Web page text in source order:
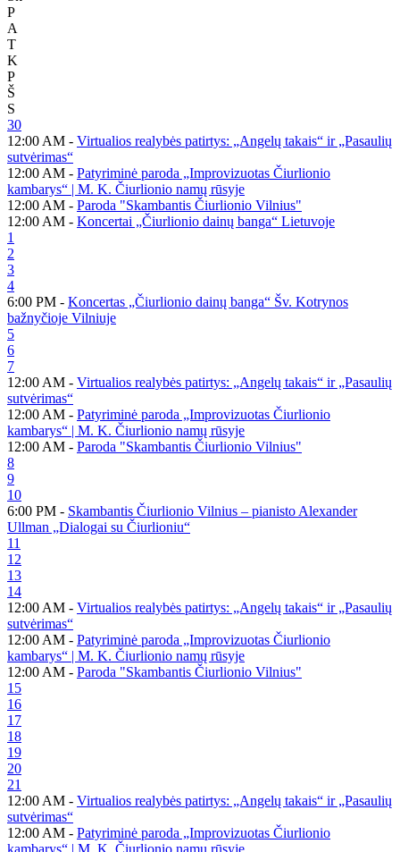
P
A
T
K
P
Š
S
30
12:00 AM - Virtualios realybės patirtys: „Angelų takais“ ir „Pasaulių
sutvėrimas“
12:00 AM - Patyriminė paroda „Improvizuotas Čiurlionio
kambarys“ | M. K. Čiurlionio namų rūsyje
12:00 AM - Paroda "Skambantis Čiurlionio Vilnius"
12:00 AM - Koncertai „Čiurlionio dainų banga“ Lietuvoje
1
2
3
4
6:00 PM - Koncertas „Čiurlionio dainų banga“ Šv. Kotrynos
bažnyčioje Vilniuje
5
6
7
12:00 AM - Virtualios realybės patirtys: „Angelų takais“ ir „Pasaulių
sutvėrimas“
12:00 AM - Patyriminė paroda „Improvizuotas Čiurlionio
kambarys“ | M. K. Čiurlionio namų rūsyje
12:00 AM - Paroda "Skambantis Čiurlionio Vilnius"
8
9
10
6:00 PM - Skambantis Čiurlionio Vilnius – pianisto Alexander
Ullman „Dialogai su Čiurlioniu“
11
12
13
14
12:00 AM - Virtualios realybės patirtys: „Angelų takais“ ir „Pasaulių
sutvėrimas“
12:00 AM - Patyriminė paroda „Improvizuotas Čiurlionio
kambarys“ | M. K. Čiurlionio namų rūsyje
12:00 AM - Paroda "Skambantis Čiurlionio Vilnius"
15
16
17
18
19
20
21
12:00 AM - Virtualios realybės patirtys: „Angelų takais“ ir „Pasaulių
sutvėrimas“
12:00 AM - Patyriminė paroda „Improvizuotas Čiurlionio
kambarys“ | M. K. Čiurlionio namų rūsyje